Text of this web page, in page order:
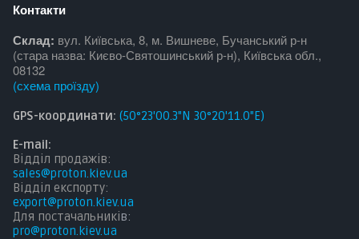
Контакти
Склад: вул. Київська, 8, м. Вишневе, Бучанський р-н
(стара назва: Києво-Святошинський р-н), Київська обл.,
08132
(схема проїзду)
GPS-координати: (50°23'00.3"N 30°20'11.0"E)
E-mail:
Відділ продажів:
sales@proton.kiev.ua
Відділ експорту:
export@proton.kiev.ua
Для постачальників:
pro@proton.kiev.ua